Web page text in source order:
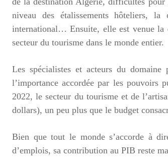
niveau des étalissements hôteliers,
international… Ensuite, elle est venue
secteur du tourisme dans le monde entier.
Les spécialistes et acteurs du
l’importance accordée par les pouvoirs
2022, le secteur du tourisme et de
dollars), un peu plus que le budget
Bien que tout le monde s’accorde à
d’emplois, sa contribution au PIB reste